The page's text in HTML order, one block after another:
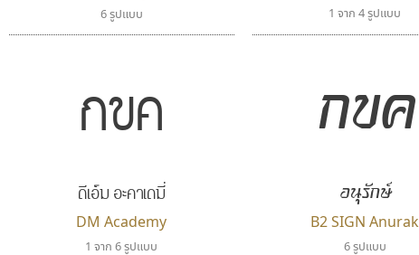
6 รูปแบบ 1 จาก 4 รูปแบบ
กขค
ดีเอ็ม อะคาเดมี่
DM Academy
1 จาก 6 รูปแบบ
กขค
อนุรักษ์
B2 SIGN Anurak
6 รูปแบบ